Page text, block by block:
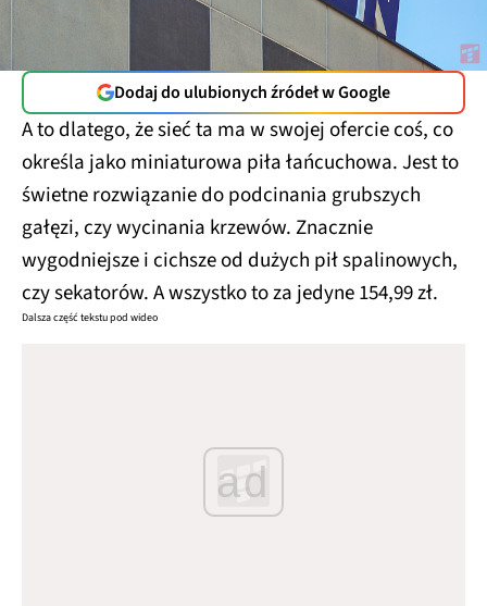
Dodaj do ulubionych źródeł w Google
A to dlatego, że sieć ta ma w swojej ofercie coś, co
określa jako miniaturowa piła łańcuchowa. Jest to
świetne rozwiązanie do podcinania grubszych
gałęzi, czy wycinania krzewów. Znacznie
wygodniejsze i cichsze od dużych pił spalinowych,
czy sekatorów. A wszystko to za jedyne 154,99 zł.
Dalsza część tekstu pod wideo
ad